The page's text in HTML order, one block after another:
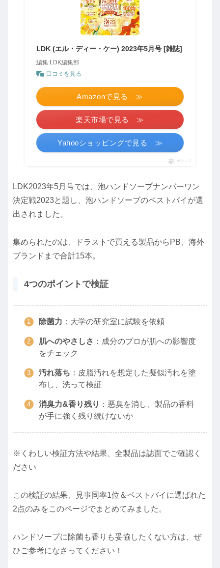
LDK (エル・ディー・ケー) 2023年5月号 [雑誌]
編集:LDK編集部
口コミを見る
Amazonで見る ≫
楽天市場で見る ≫
Yahooショッピングで見る ≫
ポチップ
LDK2023年5月号では、泡ハンドソープナンバーワン
決定戦2023と題し、泡ハンドソープのベストバイが選
出されました。
集められたのは、ドラストで買える製品からPB、海外
ブランドまで合計15本。
4つのポイントで検証
除菌力 ：大学の研究室に試験を依頼
肌へのやさしさ ：成分のプロが肌への影響度
をチェック
汚れ落ち ：皮脂汚れを想定した擬似汚れを塗
布し、洗って検証
消臭力&香り残り ：悪臭を消し、製品の香料
が手に強く残り続けないか
※くわしい検証方法や結果、全製品は誌面でご確認く
ださい
この検証の結果、見事同率1位＆ベストバイに選ばれた
2点のみをこのページでまとめてみました。
ハンドソープに除菌も香りも妥協したくない方は、ぜ
ひご参考になさってください！